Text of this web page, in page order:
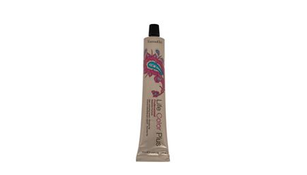
DÉTAILS